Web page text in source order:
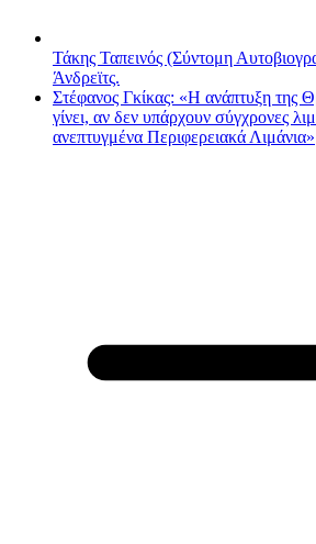
Τάκης Ταπεινός (Σύντομη
Άνδρεϊτς.
Στέφανος Γκίκας: «Η ανάπτυξη της
γίνει, αν δεν υπάρχουν σύγχρονες
ανεπτυγμένα Περιφερειακά Λιμάνια»